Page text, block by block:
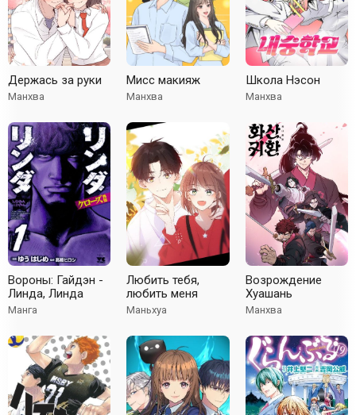
Держась за руки
Манхва
Мисс макияж
Манхва
Школа Нэсон
Манхва
Вороны: Гайдэн -
Линда, Линда
Манга
Любить тебя,
любить меня
Маньхуа
Возрождение
Хуашань
Манхва